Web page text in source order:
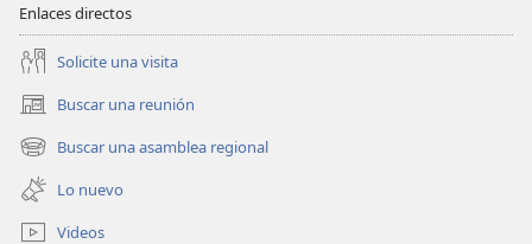
Enlaces directos
Solicite una visita
Buscar una reunión
(abre
una
nueva
ventana)
Buscar una asamblea regional
(abre
una
nueva
ventana)
Lo nuevo
Videos